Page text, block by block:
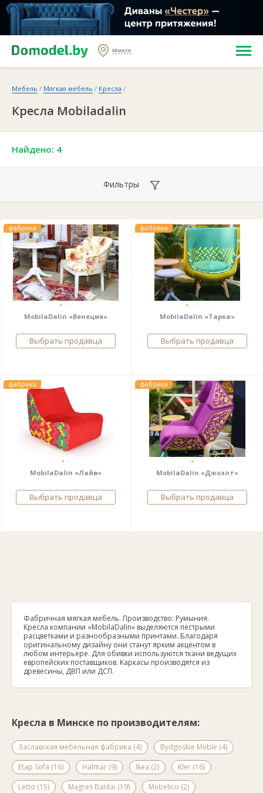
Минск
Мебель / Мягкая мебель / Кресла /
Кресла Mobiladalin
Найдено: 4
Фильтры
фабрика
MobilaDalin «Венеция»
Выбрать продавца
фабрика
MobilaDalin «Тарка»
Выбрать продавца
фабрика
MobilaDalin «Лайв»
Выбрать продавца
фабрика
MobilaDalin «Джоэлт»
Выбрать продавца
Фабричная мягкая мебель. Производство: Румыния.
Кресла компании «MobilaDalin» выделяются пестрыми
расцветками и разнообразными принтами. Благодаря
оригинальному дизайну они станут ярким акцентом в
любом интерьере. Для обивки используются ткани ведущих
европейских поставщиков. Каркасы производятся из
древесины, ДВП или ДСП.
Кресла в Минске по производителям:
Заславская мебельная фабрика (4)
Bydgoskie Meble (4)
Etap Sofa (16)
Halmar (9) Ikea (2)
Kler (16)
Letto (15)
Magres Baldai (19)
Mebelico (2)